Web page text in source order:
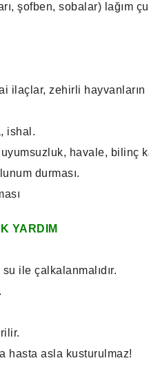
şofben, sobalar) lağım
zehirli hayvanların
ishal.
havale, bilinç
durması.
YARDIM
ile çalkalanmalıdır.
hasta asla kusturulmaz!